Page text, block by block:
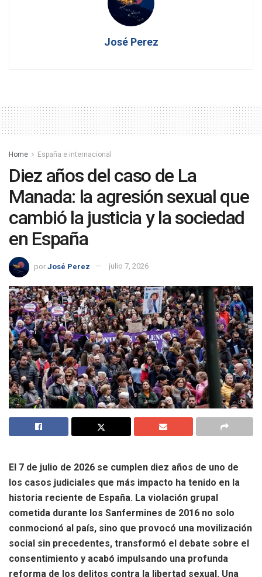
José Perez
Home España e internacional
Diez años del caso de La
Manada: la agresión sexual que
cambió la justicia y la sociedad
en España
por José Perez julio 7, 2026
El 7 de julio de 2026 se cumplen diez años de uno de
los casos judiciales que más impacto ha tenido en la
historia reciente de España. La violación grupal
cometida durante los Sanfermines de 2016 no solo
conmocionó al país, sino que provocó una movilización
social sin precedentes, transformó el debate sobre el
consentimiento y acabó impulsando una profunda
reforma de los delitos contra la libertad sexual. Una